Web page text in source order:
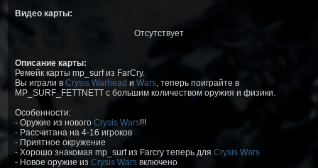
Видео карты:
Отсутствует
Описание карты:
Ремейк карты mp_surf из FarCry.
Вы играли в Crysis Warhead и Wars , теперь поиграйте в
MP_SURF_FETTNETT с большим количеством оружия и физики.
Особенности:
- Оружие из нового Crysis Wars!!!
- Рассчитана на 4-16 игроков
- Приятное окружение
- Хорошо знакомая mp_surf из Farcry теперь для Crysis Wars
- Новое оружие из Crysis Wars включено